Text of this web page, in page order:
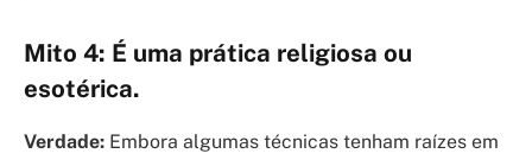
Mito 4: É uma prática religiosa ou
esotérica.
Verdade: Embora algumas técnicas tenham raízes em